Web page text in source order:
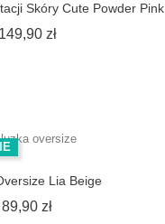
Skóry Cute Powder Pink
149,90 złCena
Lia Beige
89,90 złCena